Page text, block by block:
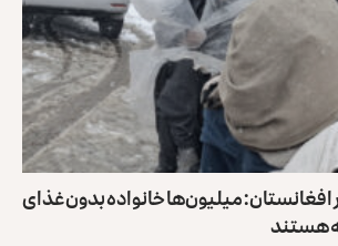
افغانستان: میلیون‌ها خانواده بدون غذای
هستند